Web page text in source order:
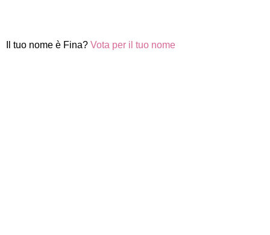
Il tuo nome è Fina? Vota per il tuo nome